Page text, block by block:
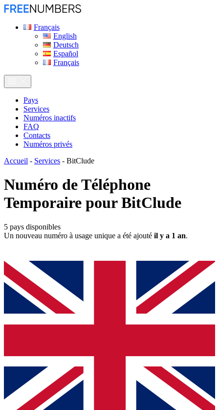
Français
English
Deutsch
Español
Français
Pays
Services
Numéros inactifs
FAQ
Contacts
Numéros privés
Accueil - Services - BitClude
Numéro de Téléphone
Temporaire pourBitClude
5 pays disponibles
Un nouveau numéro à usage unique a été ajouté il y a 1 an.